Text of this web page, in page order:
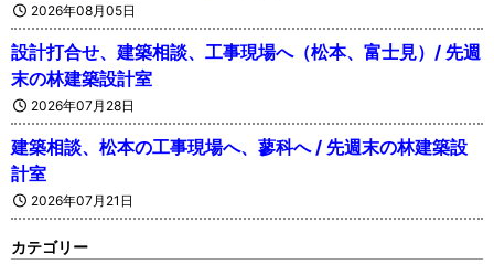
2026年08月05日
設計打合せ、建築相談、工事現場へ（松本、富士見）/ 先週
末の林建築設計室
2026年07月28日
建築相談、松本の工事現場へ、蓼科へ / 先週末の林建築設
計室
2026年07月21日
カテゴリー